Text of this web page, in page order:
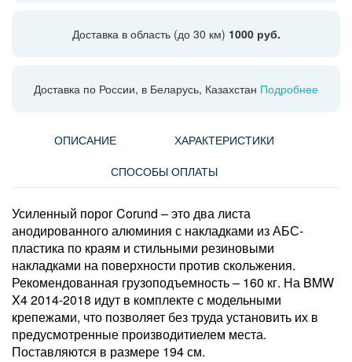
Доставка в область (до 30 км) 1000 руб.
Доставка по России, в Беларусь, Казахстан Подробнее
ОПИСАНИЕ
ХАРАКТЕРИСТИКИ
СПОСОБЫ ОПЛАТЫ
Усиленный порог Corund – это два листа
анодированного алюминия с накладками из АБС-
пластика по краям и стильными резиновыми
накладками на поверхности против скольжения.
Рекомендованная грузоподъемность – 160 кг. На BMW
X4 2014-2018 идут в комплекте с модельными
крепежами, что позволяет без труда установить их в
предусмотренные производитиелем места.
Поставляются в размере 194 см.